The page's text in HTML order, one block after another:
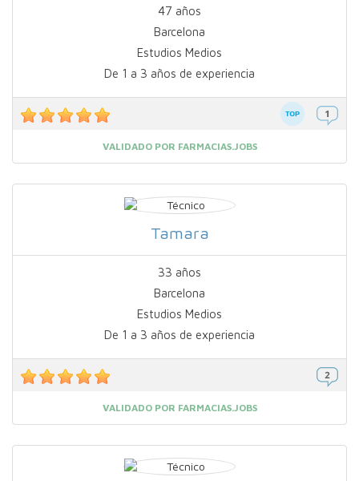
47 años
Barcelona
Estudios Medios
De 1 a 3 años de experiencia
VALIDADO POR FARMACIAS.JOBS
Tamara
33 años
Barcelona
Estudios Medios
De 1 a 3 años de experiencia
VALIDADO POR FARMACIAS.JOBS